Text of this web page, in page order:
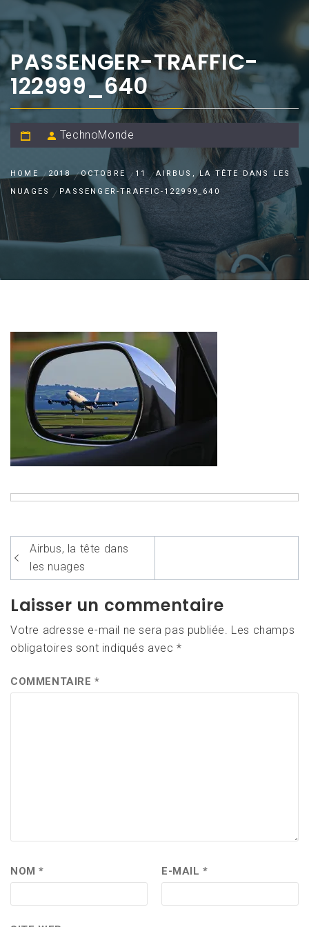
PASSENGER-TRAFFIC-
122999_640
TechnoMonde
HOME 2018 OCTOBRE 11
AIRBUS, LA TÊTE DANS LES
NUAGES
PASSENGER-TRAFFIC-122999_640
Navigation
de
l’article
Airbus, la tête dans
les nuages
Laisser un commentaire
Votre adresse e-mail ne sera pas publiée. Les champs
obligatoires sont indiqués avec*
COMMENTAIRE*
NOM* E-MAIL*